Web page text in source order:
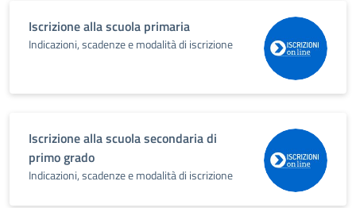
Iscrizione alla scuola primaria
Indicazioni, scadenze e modalità di iscrizione
Iscrizione alla scuola secondaria di
primo grado
Indicazioni, scadenze e modalità di iscrizione